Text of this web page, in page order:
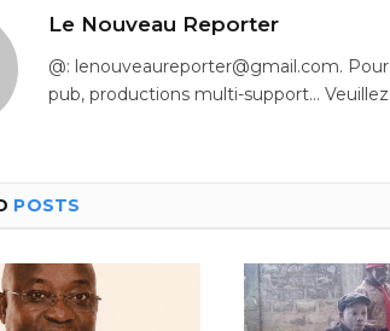
Le Nouveau Reporter
@: lenouveaureporter@gmail.com.
pub, productions multi-support…
POSTS